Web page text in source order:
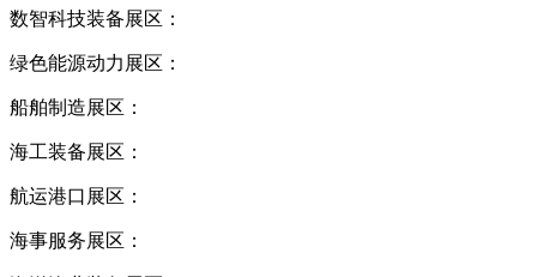
数智科技装备展区：
绿色能源动力展区：
船舶制造展区：
海工装备展区：
航运港口展区：
海事服务展区：